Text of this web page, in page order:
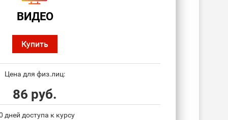
ВИДЕО
Купить
Цена для физ.лиц:
86 руб.
дней доступа к курсу